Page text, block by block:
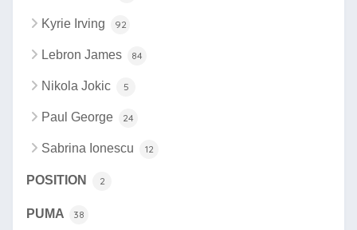
Kyrie Irving 92
Lebron James 84
Nikola Jokic 5
Paul George 24
Sabrina Ionescu 12
POSITION 2
PUMA 38